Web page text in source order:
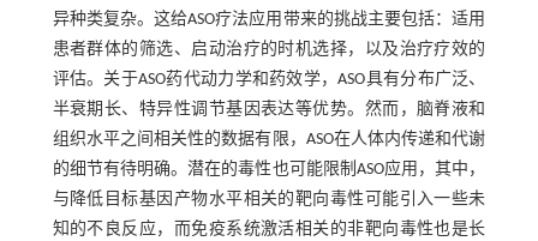
异种类复杂。这给ASO疗法应用带来的挑战主要包括：适用
患者群体的筛选、启动治疗的时机选择，以及治疗疗效的
评估。关于ASO药代动力学和药效学，ASO具有分布广泛、
半衰期长、特异性调节基因表达等优势。然而，脑脊液和
组织水平之间相关性的数据有限，ASO在人体内传递和代谢
的细节有待明确。潜在的毒性也可能限制ASO应用，其中，
与降低目标基因产物水平相关的靶向毒性可能引入一些未
知的不良反应，而免疫系统激活相关的非靶向毒性也是长